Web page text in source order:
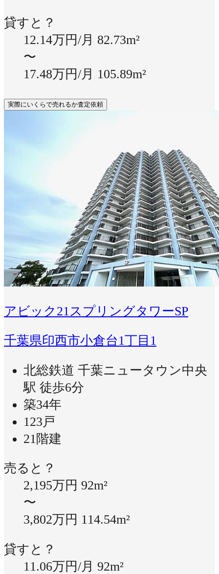
貸すと？
12.14万円/月 82.73m²
〜
17.48万円/月 105.89m²
実際にいくらで売れるか査定依頼
アビック21スプリングタワーSP
千葉県印西市小倉台1丁目1
北総鉄道 千葉ニュータウン中央
駅 徒歩6分
築34年
123戸
21階建
売ると？
2,195万円 92m²
〜
3,802万円 114.54m²
貸すと？
11.06万円/月 92m²